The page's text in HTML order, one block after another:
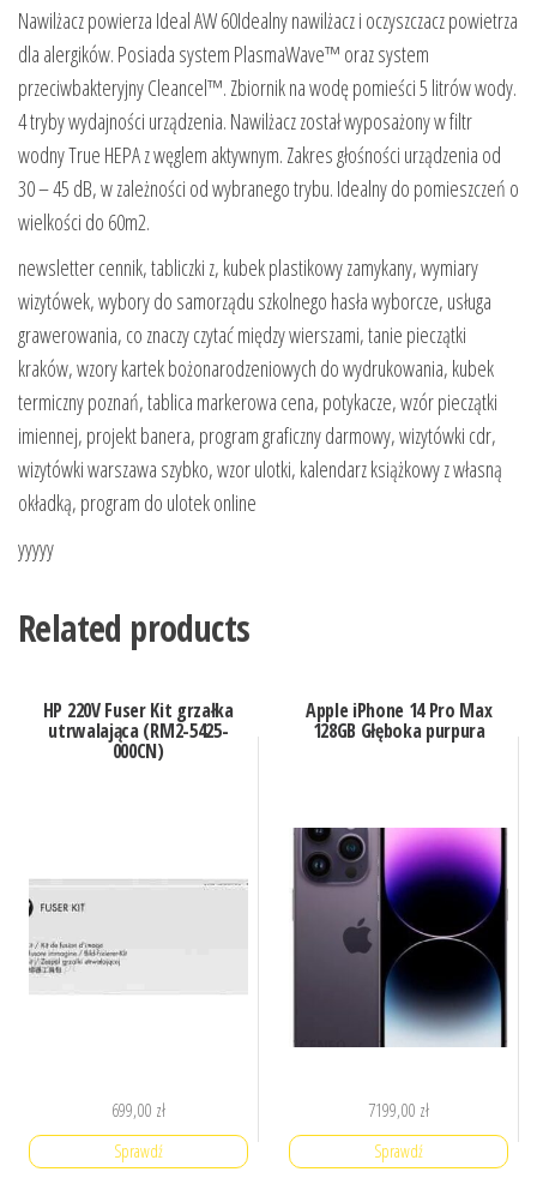
Nawilżacz powierza Ideal AW 60Idealny nawilżacz i oczyszczacz powietrza
dla alergików. Posiada system PlasmaWave™ oraz system
przeciwbakteryjny Cleancel™. Zbiornik na wodę pomieści 5 litrów wody.
4 tryby wydajności urządzenia. Nawilżacz został wyposażony w filtr
wodny True HEPA z węglem aktywnym. Zakres głośności urządzenia od
30 – 45 dB, w zależności od wybranego trybu. Idealny do pomieszczeń o
wielkości do 60m2.
newsletter cennik, tabliczki z, kubek plastikowy zamykany, wymiary
wizytówek, wybory do samorządu szkolnego hasła wyborcze, usługa
grawerowania, co znaczy czytać między wierszami, tanie pieczątki
kraków, wzory kartek bożonarodzeniowych do wydrukowania, kubek
termiczny poznań, tablica markerowa cena, potykacze, wzór pieczątki
imiennej, projekt banera, program graficzny darmowy, wizytówki cdr,
wizytówki warszawa szybko, wzor ulotki, kalendarz książkowy z własną
okładką, program do ulotek online
yyyyy
Related products
HP 220V Fuser Kit grzałka
utrwalająca (RM2-5425-
000CN)
699,00 zł
Sprawdź
Apple iPhone 14 Pro Max
128GB Głęboka purpura
7199,00 zł
Sprawdź